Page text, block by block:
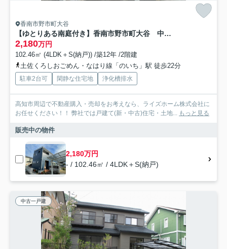
香南市野市町大谷
【ゆとりある南庭付き】香南市野市町大谷 中古一戸建て
2,180万円
102.46㎡ (4LDK＋S(納戸)) /築12年 /2階建
土佐くろしおごめん・なはり線「のいち」駅 徒歩22分
駐車2台可 閑静な住宅地 浄化槽排水
高知市周辺で不動産購入・売却をお考えなら、ライズホーム株式会社に
お任せください！！ 弊社では戸建て(新・中古)住宅・土地... もっと見る
販売中の物件
2,180万円
- / 102.46㎡ / 4LDK＋S(納戸)
中古一戸建